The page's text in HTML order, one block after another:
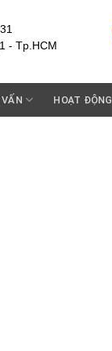
- Tp.HCM
HOẠT ĐỘNG